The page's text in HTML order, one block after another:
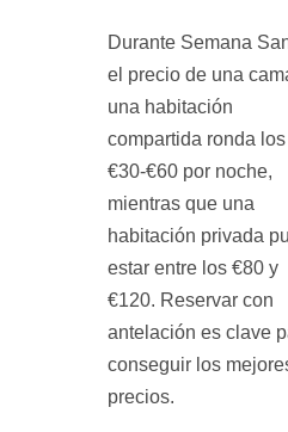
Durante Semana
el precio de una
una habitación
compartida ronda los
€30-€60 por noche,
mientras que una
habitación privada
estar entre los €80 y
€120. Reservar con
antelación es clave
conseguir los
precios.